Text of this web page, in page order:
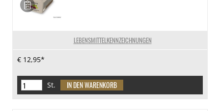
LEBENSMITTELKENNZEICHNUNGEN
€ 12,95*
St.